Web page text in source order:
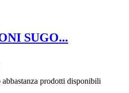
SUGO...
prodotti disponibili